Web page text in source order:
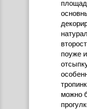
поуже
можно